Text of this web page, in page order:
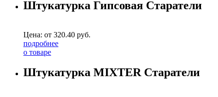
Штукатурка Гипсовая Старатели
Цена: от 320.40 руб.
подробнее
о товаре
Штукатурка MIXTER Старатели